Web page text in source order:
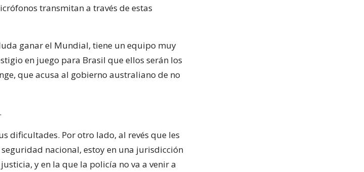
transmitan a través de estas
ganar el Mundial, tiene un equipo muy
en juego para Brasil que ellos serán los
que acusa al gobierno australiano de no
dificultades. Por otro lado, al revés que les
nacional, estoy en una jurisdicción
y en la que la policía no va a venir a